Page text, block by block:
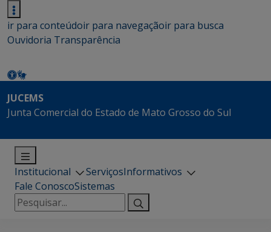
ir para conteúdoir para navegaçãoir para busca
Ouvidoria Transparência
JUCEMS
Junta Comercial do Estado de Mato Grosso do Sul
Institucional ServiçosInformativos
Fale ConoscoSistemas
Pesquisar
por: